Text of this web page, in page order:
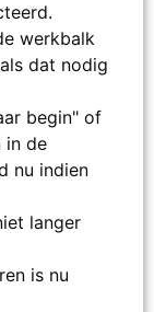
werkbalk
dat nodig
begin" of
in de
nu indien
langer
is nu